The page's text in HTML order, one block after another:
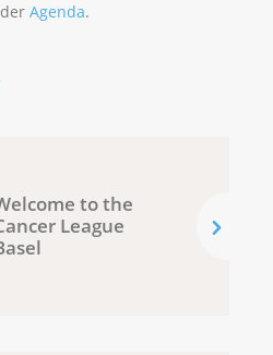
Agenda.
to the
League